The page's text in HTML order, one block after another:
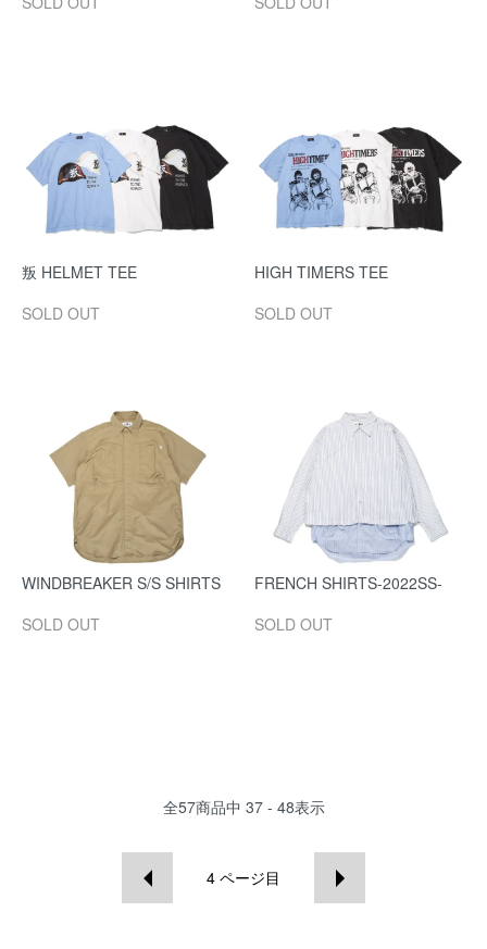
叛 HELMET TEE
SOLD OUT
HIGH TIMERS TEE
SOLD OUT
WINDBREAKER S/S SHIRTS
SOLD OUT
FRENCH SHIRTS-2022SS-
SOLD OUT
全57商品中 37 - 48表示
4 ページ目